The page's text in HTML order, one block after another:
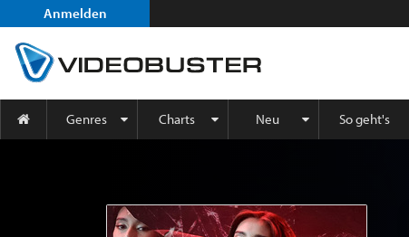
Anmelden
Genres Charts Neu So geht's